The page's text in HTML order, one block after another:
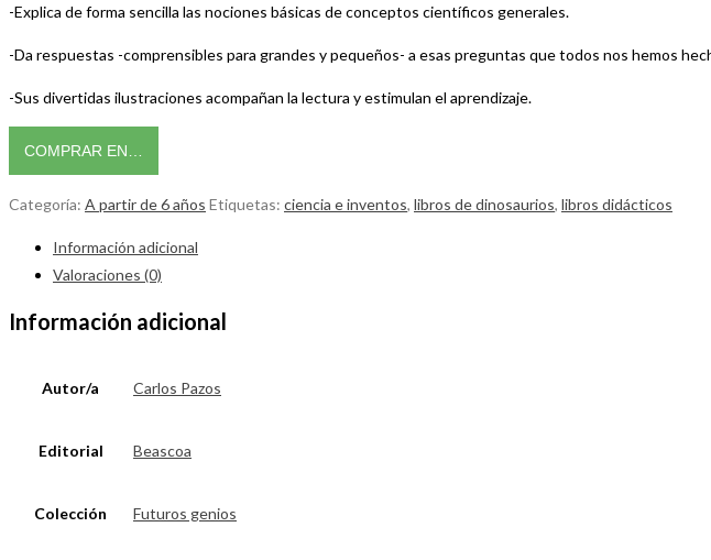
-Explica de forma sencilla las nociones básicas de conceptos científicos generales.
-Da respuestas -comprensibles para grandes y pequeños- a esas preguntas que todos nos hemos
-Sus divertidas ilustraciones acompañan la lectura y estimulan el aprendizaje.
COMPRAR EN…
Categoría: A partir de 6 años Etiquetas: ciencia e inventos, libros de dinosaurios, libros didácticos
Información adicional
Valoraciones (0)
Información adicional
Autor/a Carlos Pazos
Editorial Beascoa
Colección Futuros genios